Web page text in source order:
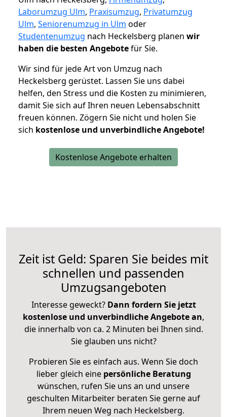
Laborumzug Ulm, Praxisumzug, Privatumzug
Ulm, Seniorenumzug in Ulm oder
Studentenumzug nach Heckelsberg planen wir
haben die besten Angebotefür Sie.
Wir sind für jede Art von Umzug nach
Heckelsberg gerüstet. Lassen Sie uns dabei
helfen, den Stress und die Kosten zu minimieren,
damit Sie sich auf Ihren neuen Lebensabschnitt
freuen können. Zögern Sie nicht und holen Sie
sich kostenlose und unverbindliche Angebote!
Kostenlose Angebote erhalten
Zeit ist Geld: Sparen Sie beides mit
schnellen und passenden
Umzugsangeboten
Interesse geweckt? Dann fordern Sie jetzt
kostenlose und unverbindliche Angebote an,
die innerhalb von ca. 2 Minuten bei Ihnen sind.
Sie glauben uns nicht?
Probieren Sie es einfach aus. Wenn Sie doch
lieber gleich eine persönliche Beratung
wünschen, rufen Sie uns an und unsere
geschulten Mitarbeiter beraten Sie gerne auf
Ihrem neuen Weg nach Heckelsberg.